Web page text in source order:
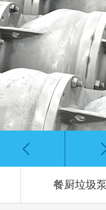
餐厨垃圾泵